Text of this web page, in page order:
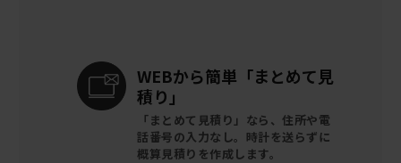
WEBから簡単 「まとめて見
積り」
「まとめて見積り」なら、住所や電
話番号の入力なし。時計を送らずに
概算見積りを作成します。